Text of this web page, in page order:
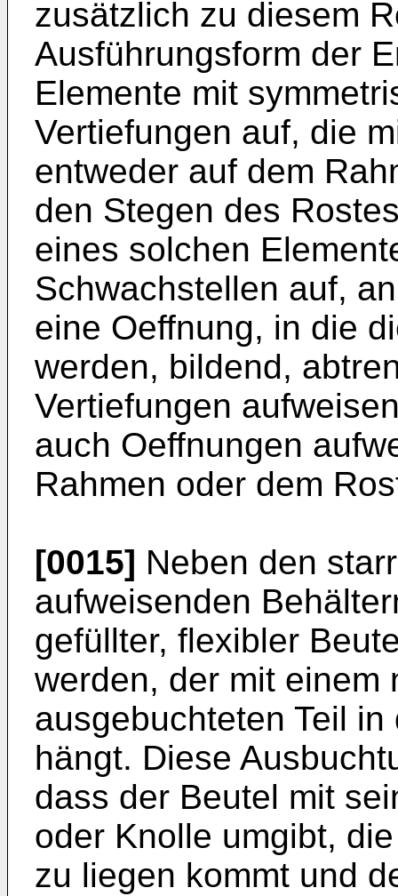
zusätzlich zu diesem
Ausführungsform der
Elemente mit
Vertiefungen auf, die
entweder auf dem
den Stegen des
eines solchen
Schwachstellen auf,
eine Oeffnung, in die
werden, bildend,
Vertiefungen
auch Oeffnungen
Rahmen oder dem
[0015] Neben den
aufweisenden
gefüllter, flexibler
werden, der mit einem
ausgebuchteten Teil
hängt. Diese
dass der Beutel mit
oder Knolle umgibt,
zu liegen kommt und